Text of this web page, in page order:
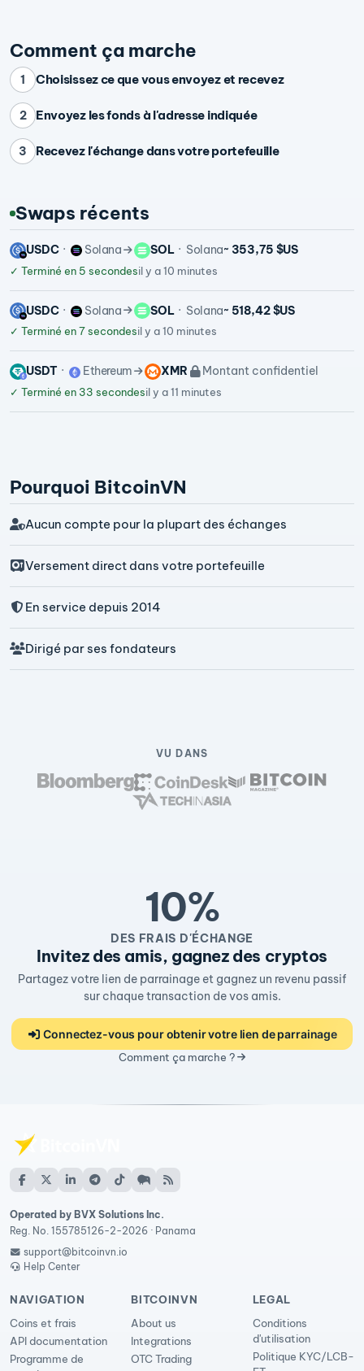
Comment ça marche
1 Choisissez ce que vous envoyez et recevez
2 Envoyez les fonds à l'adresse indiquée
3 Recevez l'échange dans votre portefeuille
Swaps récents
USDC Solana SOL Solana~ 353,75 $US
✓ Terminé en 5 secondesil y a 10 minutes
USDC Solana SOL Solana~ 518,42 $US
✓ Terminé en 7 secondesil y a 10 minutes
USDT Ethereum XMR Montant confidentiel
✓ Terminé en 33 secondesil y a 11 minutes
Pourquoi BitcoinVN
Aucun compte pour la plupart des échanges
Versement direct dans votre portefeuille
En service depuis 2014
Dirigé par ses fondateurs
VU DANS
10%
DES FRAIS D'ÉCHANGE
Invitez des amis, gagnez des cryptos
Partagez votre lien de parrainage et gagnez un revenu passif
sur chaque transaction de vos amis.
Connectez-vous pour obtenir votre lien de parrainage
Comment ça marche ?
Operated by BVX Solutions Inc.
Reg. No. 155785126-2-2026 · Panama
support@bitcoinvn.io
Help Center
NAVIGATION
Coins et frais
API documentation
Programme de
BITCOINVN
About us
Integrations
OTC Trading
LEGAL
Conditions
d'utilisation
Politique KYC/LCB-